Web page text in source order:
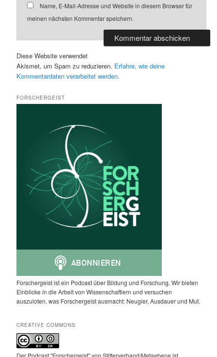
Name, E-Mail-Adresse und Website in diesem Browser für
meinen nächsten Kommentar speichern.
Diese Website verwendet
Akismet, um Spam zu reduzieren. Erfahre, wie deine
Kommentardaten verarbeitet werden.
FORSCHERGEIST
Forschergeist ist ein Podcast über Bildung und Forschung. Wir bieten
Einblicke in die Arbeit von Wissenschaftlern und versuchen
auszuloten, was Forschergeist ausmacht: Neugier, Ausdauer und Mut.
CREATIVE COMMONS